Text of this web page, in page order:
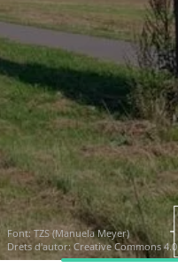
Font:TZS (Manuela Meyer)
Drets d'autor: Creative Commons 4.0